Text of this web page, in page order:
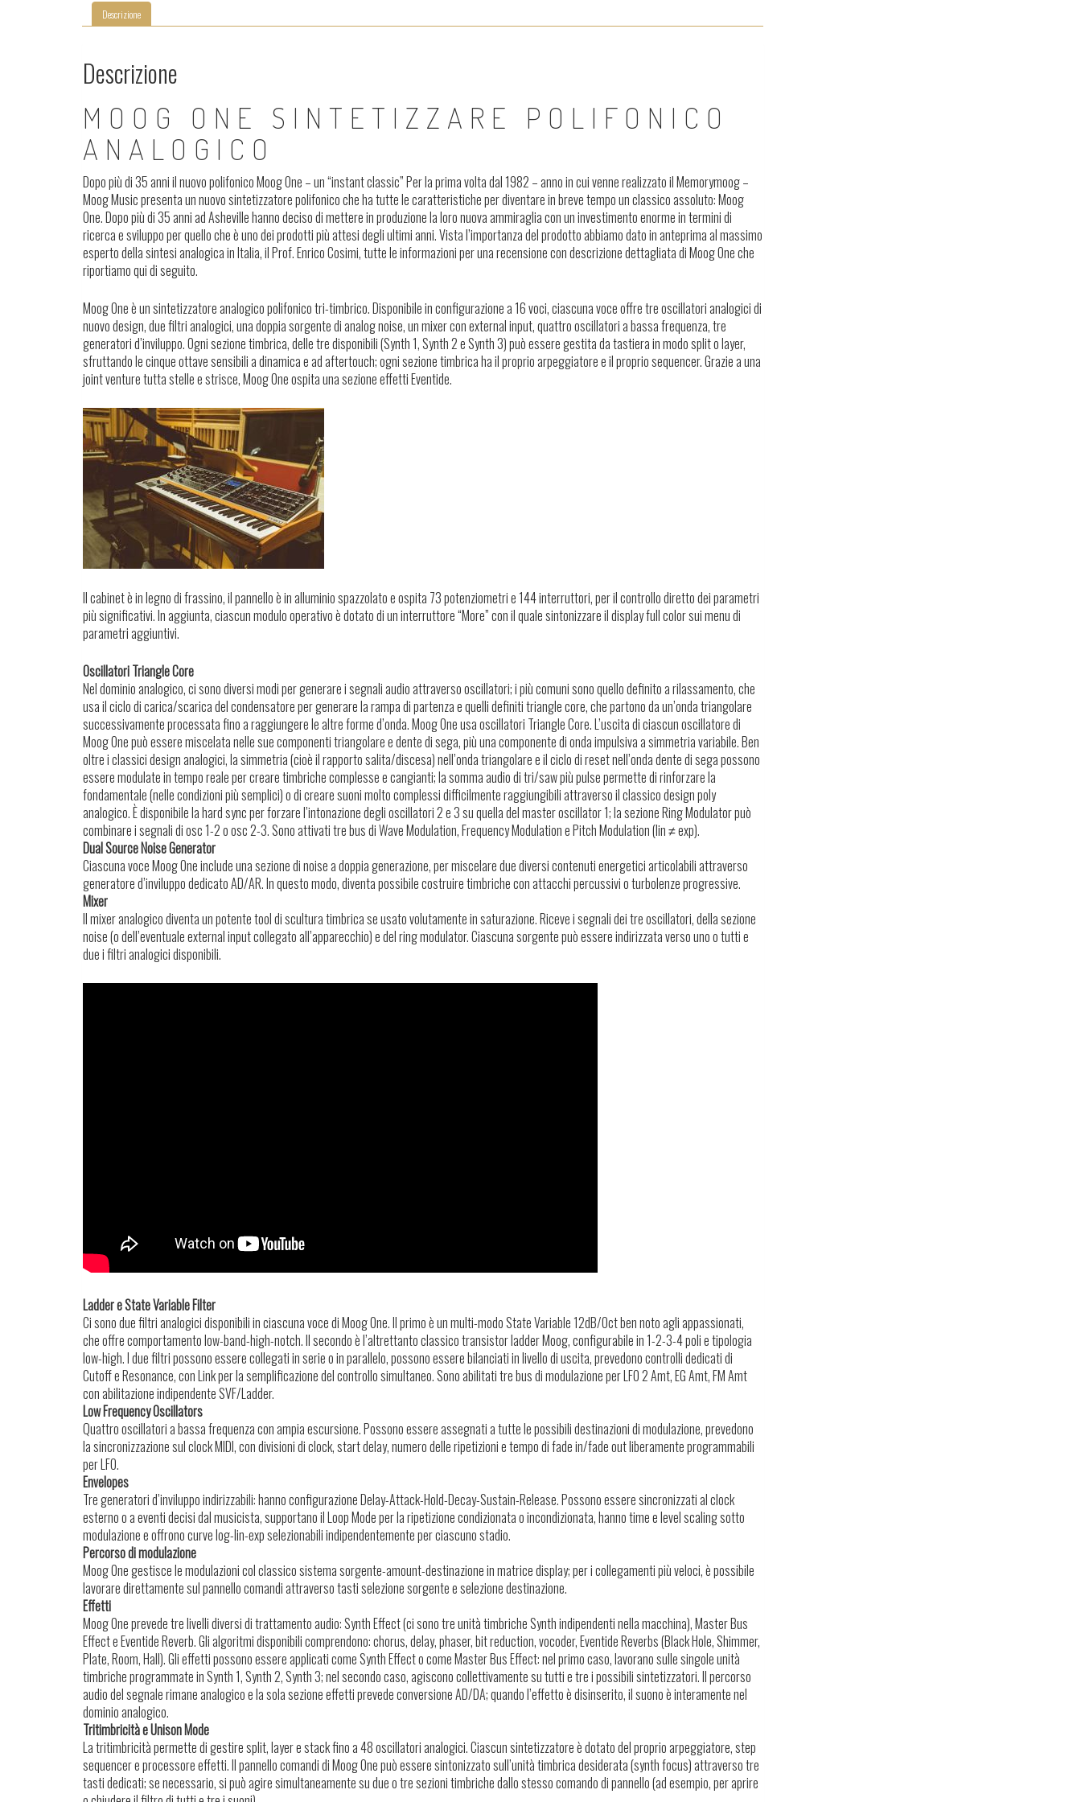
Descrizione
Descrizione
MOOG ONE SINTETIZZARE POLIFONICO
ANALOGICO
Dopo più di 35 anni il nuovo polifonico Moog One – un “instant classic” Per la prima volta dal 1982 – anno in cui venne realizzato il Memorymoog –
Moog Music presenta un nuovo sintetizzatore polifonico che ha tutte le caratteristiche per diventare in breve tempo un classico assoluto: Moog
One. Dopo più di 35 anni ad Asheville hanno deciso di mettere in produzione la loro nuova ammiraglia con un investimento enorme in termini di
ricerca e sviluppo per quello che è uno dei prodotti più attesi degli ultimi anni. Vista l’importanza del prodotto abbiamo dato in anteprima al massimo
esperto della sintesi analogica in Italia, il Prof. Enrico Cosimi, tutte le informazioni per una recensione con descrizione dettagliata di Moog One che
riportiamo qui di seguito.
Moog One è un sintetizzatore analogico polifonico tri-timbrico. Disponibile in configurazione a 16 voci, ciascuna voce offre tre oscillatori analogici di
nuovo design, due filtri analogici, una doppia sorgente di analog noise, un mixer con external input, quattro oscillatori a bassa frequenza, tre
generatori d’inviluppo. Ogni sezione timbrica, delle tre disponibili (Synth 1, Synth 2 e Synth 3) può essere gestita da tastiera in modo split o layer,
sfruttando le cinque ottave sensibili a dinamica e ad aftertouch; ogni sezione timbrica ha il proprio arpeggiatore e il proprio sequencer. Grazie a una
joint venture tutta stelle e strisce, Moog One ospita una sezione effetti Eventide.
Il cabinet è in legno di frassino, il pannello è in alluminio spazzolato e ospita 73 potenziometri e 144 interruttori, per il controllo diretto dei parametri
più significativi. In aggiunta, ciascun modulo operativo è dotato di un interruttore “More” con il quale sintonizzare il display full color sui menu di
parametri aggiuntivi.
Oscillatori Triangle Core
Nel dominio analogico, ci sono diversi modi per generare i segnali audio attraverso oscillatori; i più comuni sono quello definito a rilassamento, che
usa il ciclo di carica/scarica del condensatore per generare la rampa di partenza e quelli definiti triangle core, che partono da un’onda triangolare
successivamente processata fino a raggiungere le altre forme d’onda. Moog One usa oscillatori Triangle Core. L’uscita di ciascun oscillatore di
Moog One può essere miscelata nelle sue componenti triangolare e dente di sega, più una componente di onda impulsiva a simmetria variabile. Ben
oltre i classici design analogici, la simmetria (cioè il rapporto salita/discesa) nell’onda triangolare e il ciclo di reset nell’onda dente di sega possono
essere modulate in tempo reale per creare timbriche complesse e cangianti; la somma audio di tri/saw più pulse permette di rinforzare la
fondamentale (nelle condizioni più semplici) o di creare suoni molto complessi difficilmente raggiungibili attraverso il classico design poly
analogico. È disponibile la hard sync per forzare l’intonazione degli oscillatori 2 e 3 su quella del master oscillator 1; la sezione Ring Modulator può
combinare i segnali di osc 1-2 o osc 2-3. Sono attivati tre bus di Wave Modulation, Frequency Modulation e Pitch Modulation (lin ≠ exp).
Dual Source Noise Generator
Ciascuna voce Moog One include una sezione di noise a doppia generazione, per miscelare due diversi contenuti energetici articolabili attraverso
generatore d’inviluppo dedicato AD/AR. In questo modo, diventa possibile costruire timbriche con attacchi percussivi o turbolenze progressive.
Mixer
Il mixer analogico diventa un potente tool di scultura timbrica se usato volutamente in saturazione. Riceve i segnali dei tre oscillatori, della sezione
noise (o dell’eventuale external input collegato all’apparecchio) e del ring modulator. Ciascuna sorgente può essere indirizzata verso uno o tutti e
due i filtri analogici disponibili.
Ladder e State Variable Filter
Ci sono due filtri analogici disponibili in ciascuna voce di Moog One. Il primo è un multi-modo State Variable 12dB/Oct ben noto agli appassionati,
che offre comportamento low-band-high-notch. Il secondo è l’altrettanto classico transistor ladder Moog, configurabile in 1-2-3-4 poli e tipologia
low-high. I due filtri possono essere collegati in serie o in parallelo, possono essere bilanciati in livello di uscita, prevedono controlli dedicati di
Cutoff e Resonance, con Link per la semplificazione del controllo simultaneo. Sono abilitati tre bus di modulazione per LFO 2 Amt, EG Amt, FM Amt
con abilitazione indipendente SVF/Ladder.
Low Frequency Oscillators
Quattro oscillatori a bassa frequenza con ampia escursione. Possono essere assegnati a tutte le possibili destinazioni di modulazione, prevedono
la sincronizzazione sul clock MIDI, con divisioni di clock, start delay, numero delle ripetizioni e tempo di fade in/fade out liberamente programmabili
per LFO.
Envelopes
Tre generatori d’inviluppo indirizzabili: hanno configurazione Delay-Attack-Hold-Decay-Sustain-Release. Possono essere sincronizzati al clock
esterno o a eventi decisi dal musicista, supportano il Loop Mode per la ripetizione condizionata o incondizionata, hanno time e level scaling sotto
modulazione e offrono curve log-lin-exp selezionabili indipendentemente per ciascuno stadio.
Percorso di modulazione
Moog One gestisce le modulazioni col classico sistema sorgente-amount-destinazione in matrice display; per i collegamenti più veloci, è possibile
lavorare direttamente sul pannello comandi attraverso tasti selezione sorgente e selezione destinazione.
Effetti
Moog One prevede tre livelli diversi di trattamento audio: Synth Effect (ci sono tre unità timbriche Synth indipendenti nella macchina), Master Bus
Effect e Eventide Reverb. Gli algoritmi disponibili comprendono: chorus, delay, phaser, bit reduction, vocoder, Eventide Reverbs (Black Hole, Shimmer,
Plate, Room, Hall). Gli effetti possono essere applicati come Synth Effect o come Master Bus Effect: nel primo caso, lavorano sulle singole unità
timbriche programmate in Synth 1, Synth 2, Synth 3; nel secondo caso, agiscono collettivamente su tutti e tre i possibili sintetizzatori. Il percorso
audio del segnale rimane analogico e la sola sezione effetti prevede conversione AD/DA; quando l’effetto è disinserito, il suono è interamente nel
dominio analogico.
Tritimbricità e Unison Mode
La tritimbricità permette di gestire split, layer e stack fino a 48 oscillatori analogici. Ciascun sintetizzatore è dotato del proprio arpeggiatore, step
sequencer e processore effetti. Il pannello comandi di Moog One può essere sintonizzato sull’unità timbrica desiderata (synth focus) attraverso tre
tasti dedicati; se necessario, si può agire simultaneamente su due o tre sezioni timbriche dallo stesso comando di pannello (ad esempio, per aprire